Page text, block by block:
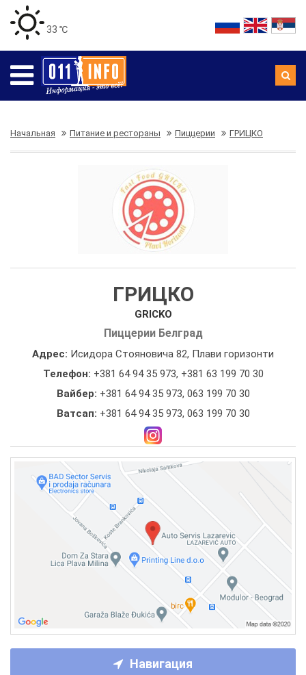
33 ℃
Начальная Питание и рестораны Пиццерии ГРИЦКО
ГРИЦКО
GRICKO
Пиццерии Белград
Адрес: Исидора Стояновича 82, Плави горизонти
Телефон: +381 64 94 35 973, +381 63 199 70 30
Вайбер: +381 64 94 35 973, 063 199 70 30
Ватсап: +381 64 94 35 973, 063 199 70 30
Навигация